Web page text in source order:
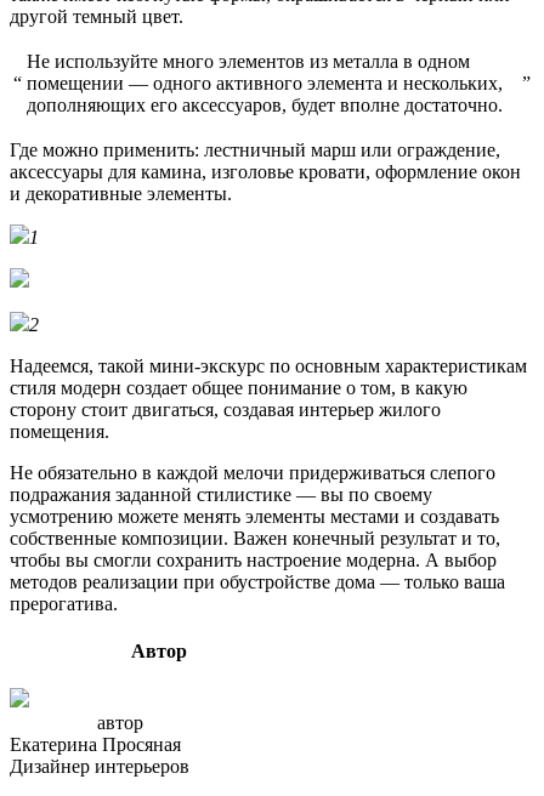
другой темный цвет.
“
Не используйте много элементов из металла в одном
помещении — одного активного элемента и нескольких,
дополняющих его аксессуаров, будет вполне достаточно.
”
Где можно применить: лестничный марш или ограждение,
аксессуары для камина, изголовье кровати, оформление окон
и декоративные элементы.
1
2
Надеемся, такой мини-экскурс по основным характеристикам
стиля модерн создает общее понимание о том, в какую
сторону стоит двигаться, создавая интерьер жилого
помещения.
Не обязательно в каждой мелочи придерживаться слепого
подражания заданной стилистике — вы по своему
усмотрению можете менять элементы местами и создавать
собственные композиции. Важен конечный результат и то,
чтобы вы смогли сохранить настроение модерна. А выбор
методов реализации при обустройстве дома — только ваша
прерогатива.
Автор
автор
Екатерина Просяная
Дизайнер интерьеров